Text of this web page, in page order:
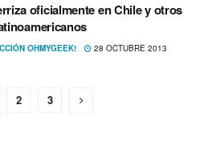
oficialmente en Chile y otros
OHMYGEEK! 28 OCTUBRE 2013
2 3